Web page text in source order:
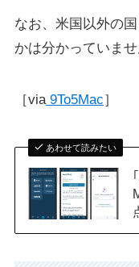
なお、米国以外の
かは分かっていませ
［via9To5Mac］
あわせて読みたい